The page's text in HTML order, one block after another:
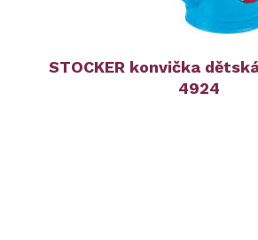
STOCKER konvička
4924